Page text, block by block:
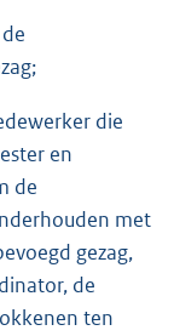
die
en
de
met
gezag,
de
ten